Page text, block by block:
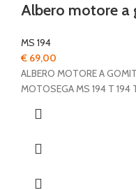
Albero motore a
MS 194
€ 69,00
ALBERO MOTORE A
MOTOSEGA MS 194 T 194